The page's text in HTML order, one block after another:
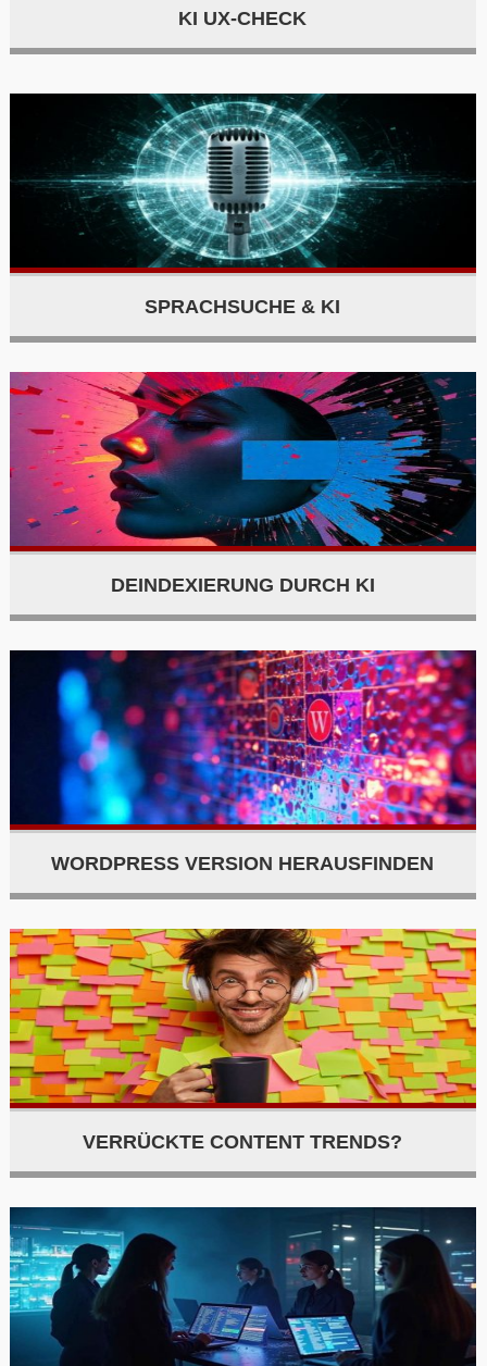
KI UX-CHECK
SPRACHSUCHE & KI
DEINDEXIERUNG DURCH KI
WORDPRESS VERSION HERAUSFINDEN
VERRÜCKTE CONTENT TRENDS?